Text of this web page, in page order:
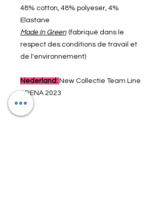
48% cotton, 48% polyeser, 4%
Elastane
Made In Green (fabriqué dans le
respect des conditions de travail et
de l'environnement)
Nederland: New Collectie Team Line
ARENA 2023